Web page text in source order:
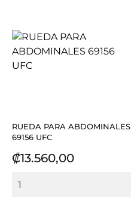
RUEDA PARA ABDOMINALES
69156 UFC
Precio
₡13.560,00